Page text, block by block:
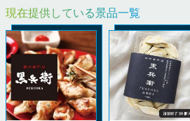
現在提供している景品一覧